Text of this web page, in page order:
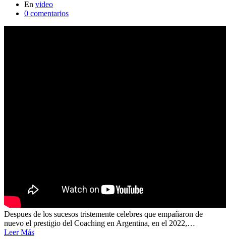
En video
0 comentarios
Despues de los sucesos tristemente celebres que empañaron de
nuevo el prestigio del Coaching en Argentina, en el 2022,…
Leer Más